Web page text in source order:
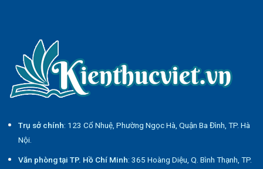
Trụ sở chính: 123 Cổ Nhuệ, Phường Ngọc Hà, Quận Ba Đình, TP. Hà
Nội.
Văn phòng tại TP. Hồ Chí Minh: 365 Hoàng Diệu, Q. Bình Thạnh, TP.